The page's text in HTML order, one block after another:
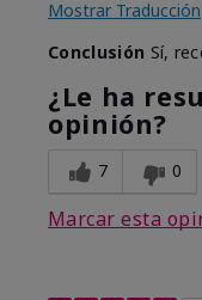
Mostrar Traducción
Conclusión Sí,
¿Le ha
opinión?
7 0
Marcar esta